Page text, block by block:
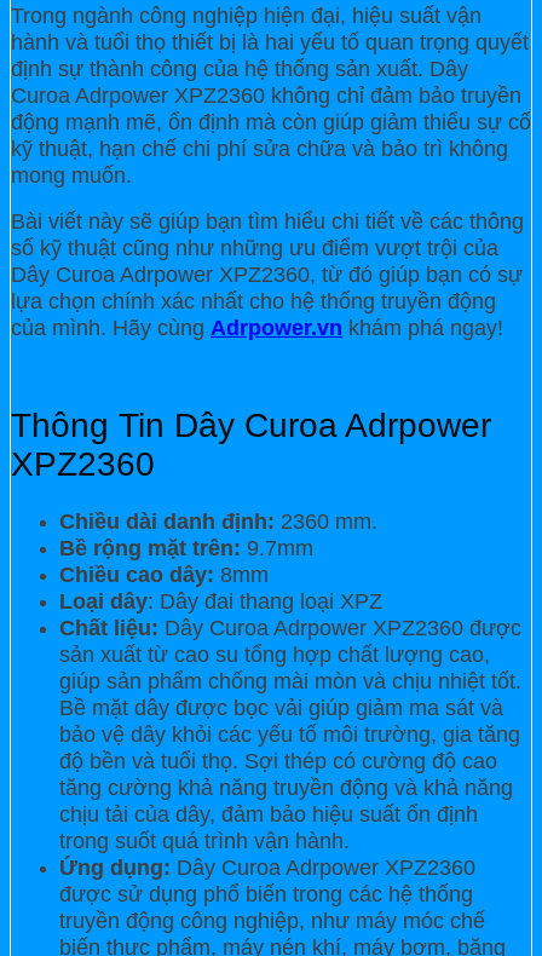
Trong ngành công nghiệp hiện đại, hiệu suất vận
hành và tuổi thọ thiết bị là hai yếu tố quan trọng quyết
định sự thành công của hệ thống sản xuất. Dây
Curoa Adrpower XPZ2360 không chỉ đảm bảo truyền
động mạnh mẽ, ổn định mà còn giúp giảm thiểu sự cố
kỹ thuật, hạn chế chi phí sửa chữa và bảo trì không
mong muốn.
Bài viết này sẽ giúp bạn tìm hiểu chi tiết về các thông
số kỹ thuật cũng như những ưu điểm vượt trội của
Dây Curoa Adrpower XPZ2360, từ đó giúp bạn có sự
lựa chọn chính xác nhất cho hệ thống truyền động
của mình. Hãy cùng Adrpower.vn khám phá ngay!
Thông Tin Dây Curoa Adrpower
XPZ2360
Chiều dài danh định: 2360 mm.
Bề rộng mặt trên: 9.7mm
Chiều cao dây: 8mm
Loại dây: Dây đai thang loại XPZ
Chất liệu: Dây Curoa Adrpower XPZ2360 được
sản xuất từ cao su tổng hợp chất lượng cao,
giúp sản phẩm chống mài mòn và chịu nhiệt tốt.
Bề mặt dây được bọc vải giúp giảm ma sát và
bảo vệ dây khỏi các yếu tố môi trường, gia tăng
độ bền và tuổi thọ. Sợi thép có cường độ cao
tăng cường khả năng truyền động và khả năng
chịu tải của dây, đảm bảo hiệu suất ổn định
trong suốt quá trình vận hành.
Ứng dụng: Dây Curoa Adrpower XPZ2360
được sử dụng phổ biến trong các hệ thống
truyền động công nghiệp, như máy móc chế
biến thực phẩm, máy nén khí, máy bơm, băng